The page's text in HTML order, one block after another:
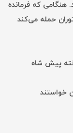
هنگامی که فرمانده
حمله می‌کند
پیش شاه
خواستند